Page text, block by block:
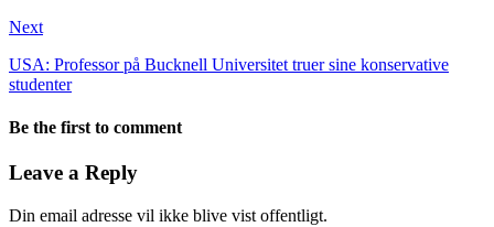
Next
USA: Professor på Bucknell Universitet truer sine konservative
studenter
Be the first to comment
Leave a Reply
Din email adresse vil ikke blive vist offentligt.